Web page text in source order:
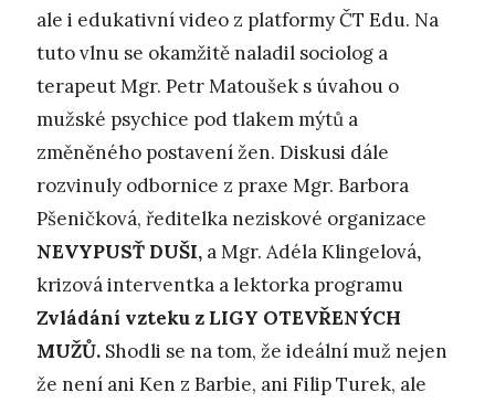
ale i edukativní video z platformy ČT Edu. Na
tuto vlnu se okamžitě naladil sociolog a
terapeut Mgr. Petr Matoušek s úvahou o
mužské psychice pod tlakem mýtů a
změněného postavení žen. Diskusi dále
rozvinuly odbornice z praxe Mgr. Barbora
Pšeničková, ředitelka neziskové organizace
NEVYPUSŤ DUŠI, a Mgr. Adéla Klingelová,
krizová interventka a lektorka programu
Zvládání vzteku z LIGY OTEVŘENÝCH
MUŽŮ. Shodli se na tom, že ideální muž nejen
že není ani Ken z Barbie, ani Filip Turek, ale